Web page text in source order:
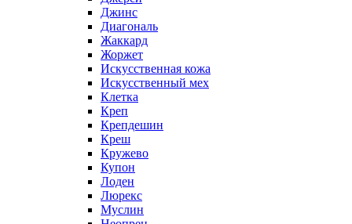
Джинс
Диагональ
Жаккард
Жоржет
Искусственная кожа
Искусственный мех
Клетка
Креп
Крепдешин
Креш
Кружево
Купон
Лоден
Люрекс
Муслин